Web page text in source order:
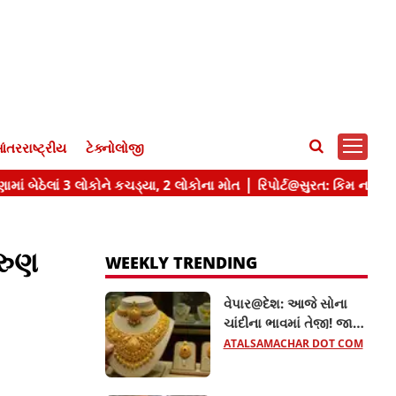
ટેક્નોલોજી
WEEKLY TRENDING
વેપાર@દેશ: આજે સોના
ચાંદીના ભાવમાં તેજી! જાણો
22 અને 24 કેરેટ સોનાનો
ATALSAMACHAR DOT COM